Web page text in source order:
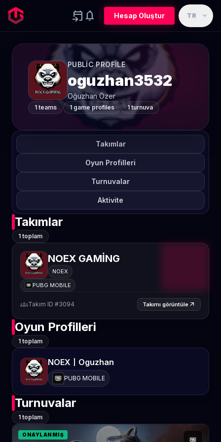
event_upcoming notifications Hesap Oluştur TR expand_more
PUBLIC PROFILE
oguzhan3532
Oğuzhan Özer
1 teams 1 game profiles 1 turnuva
Takımlar
Oyun Profilleri
Turnuvalar
Aktivite
Takımlar
1 toplam
NOEX GAMİNG
NOEX
PUBG MOBILE
groupsTakım ID #3094 Takımı görüntüle arrow_outward
Oyun Profilleri
1 toplam
NOEX丨Oguzhan
PUBG MOBILE
Turnuvalar
1 toplam
ONAYLANMIŞ